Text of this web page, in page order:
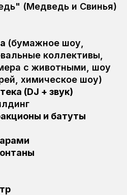
(Медведь и Свинья)
(бумажное шоу,
коллективы,
с животными, шоу
химическое шоу)
(DJ + звук)
и батуты